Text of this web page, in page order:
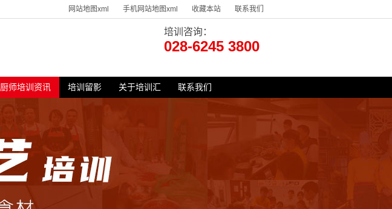
网站地图xml 手机网站地图xml 收藏本站 联系我们
培训咨询：
028-6245 3800
厨师培训资讯 培训留影 关于培训汇 联系我们